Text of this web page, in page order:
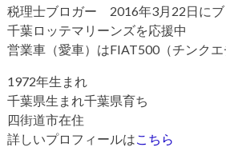
税理士ブロガー 2016年3月22日にブ
千葉ロッテマリーンズを応援中
営業車（愛車）はFIAT500（チンクエ
1972年生まれ
千葉県生まれ千葉県育ち
四街道市在住
詳しいプロフィールは こちら